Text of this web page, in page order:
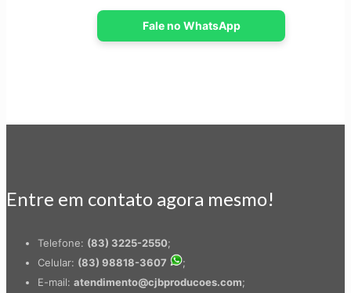
Fale no WhatsApp
Entre em contato agora mesmo!
Telefone: (83) 3225-2550;
Celular: (83) 98818-3607
;
E-mail: atendimento@cjbproducoes.com;